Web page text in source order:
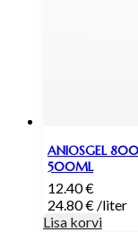
ANIOSGEL
500ML
12.40€
24.80€ /liter
Lisa korvi